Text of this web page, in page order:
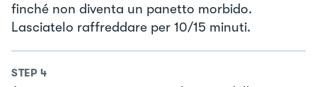
finché non diventa un panetto morbido.
Lasciatelo raffreddare per 10/15 minuti.
STEP 4